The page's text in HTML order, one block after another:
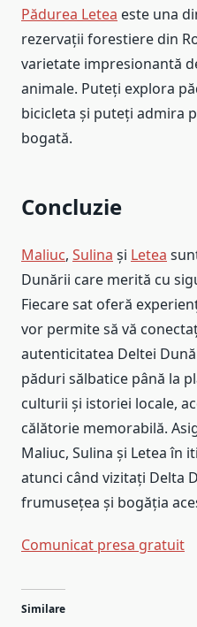
Pădurea Letea este una
rezervații forestiere din
varietate impresionantă
animale. Puteți explora
bicicleta și puteți admira
bogată.
Concluzie
Maliuc, Sulina și Letea
Dunării care merită cu
Fiecare sat oferă
vor permite să vă
autenticitatea Deltei
păduri sălbatice până la
culturii și istoriei locale,
călătorie memorabilă.
Maliuc, Sulina și Letea în
atunci când vizitați Delta
frumusețea și bogăția
Navigare
în
Comunicat presa gratuit
Similare